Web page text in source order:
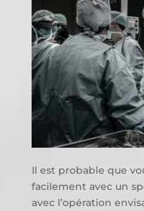
Il est probable que
facilement avec un
avec l’opération